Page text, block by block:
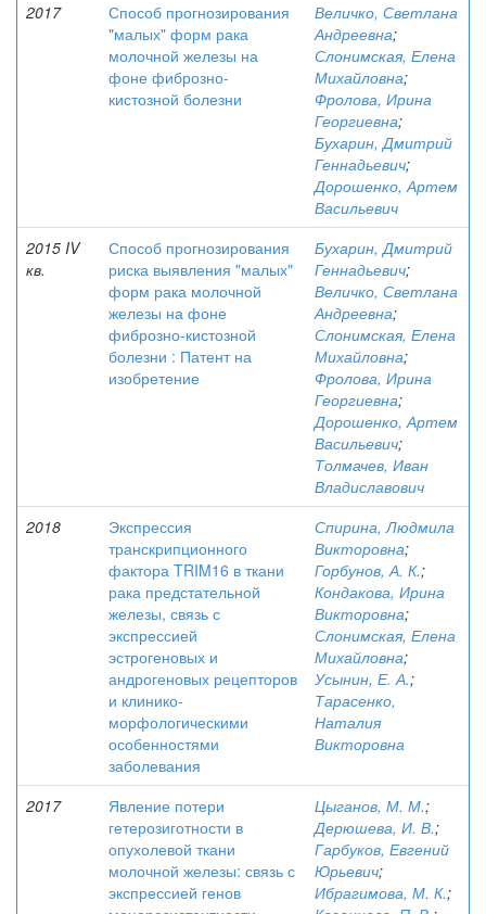
2017
Способ прогнозирования
"малых" форм рака
молочной железы на
фоне фиброзно-
кистозной болезни
Величко, Светлана
Андреевна;
Слонимская, Елена
Михайловна;
Фролова, Ирина
Георгиевна;
Бухарин, Дмитрий
Геннадьевич;
Дорошенко, Артем
Васильевич
2015 IV
кв.
Способ прогнозирования
риска выявления "малых"
форм рака молочной
железы на фоне
фиброзно-кистозной
болезни : Патент на
изобретение
Бухарин, Дмитрий
Геннадьевич;
Величко, Светлана
Андреевна;
Слонимская, Елена
Михайловна;
Фролова, Ирина
Георгиевна;
Дорошенко, Артем
Васильевич;
Толмачев, Иван
Владиславович
2018
Экспрессия
транскрипционного
фактора TRIM16 в ткани
рака предстательной
железы, связь с
экспрессией
эстрогеновых и
андрогеновых рецепторов
и клинико-
морфологическими
особенностями
заболевания
Спирина, Людмила
Викторовна;
Горбунов, А. К.;
Кондакова, Ирина
Викторовна;
Слонимская, Елена
Михайловна;
Усынин, Е. А.;
Тарасенко,
Наталия
Викторовна
2017
Явление потери
гетерозиготности в
опухолевой ткани
молочной железы: связь с
экспрессией генов
Цыганов, М. М.;
Дерюшева, И. В.;
Гарбуков, Евгений
Юрьевич;
Ибрагимова, М. К.;